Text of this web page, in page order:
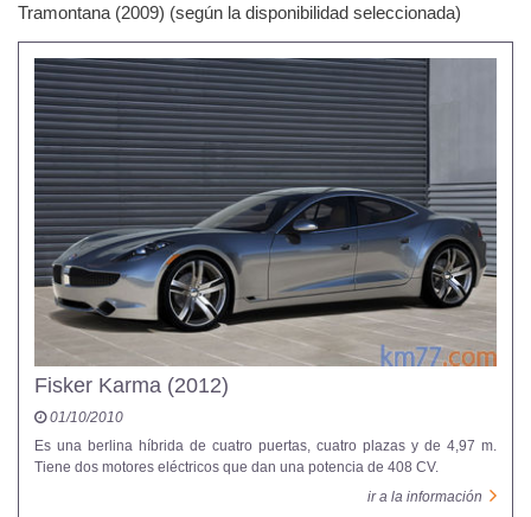
Tramontana (2009) (según la disponibilidad seleccionada)
Fisker Karma (2012)
01/10/2010
Es una berlina híbrida de cuatro puertas, cuatro plazas y de 4,97 m.
Tiene dos motores eléctricos que dan una potencia de 408 CV.
ir a la información